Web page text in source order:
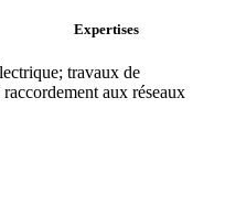
Expertises
travaux de
aux réseaux